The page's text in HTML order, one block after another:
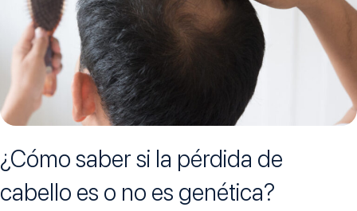
¿Cómo saber si la pérdida de
cabello es o no es genética?